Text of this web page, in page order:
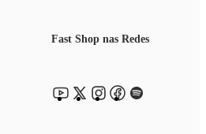
Fast Shop nas Redes